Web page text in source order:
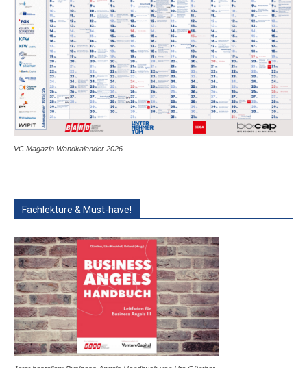
VC Magazin Wandkalender 2026
Fachlektüre & Must-have!